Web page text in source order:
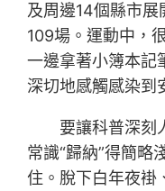
及周邊14個縣市
109場。運動中，
一邊拿著小簿本記
深切地感觸感染到
要讓科普深刻
常識“歸納”得簡略
住。脫下白年夜褂